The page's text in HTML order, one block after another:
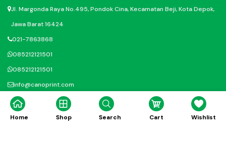
Home Shop Search Cart Wishlist
Jl. Margonda Raya No.495, Pondok Cina, Kecamatan Beji, Kota Depok,
Jawa Barat 16424
021-7863868
085212121501
085212121501
info@canoprint.com
@ig.canoprinting@canodigitalprinting